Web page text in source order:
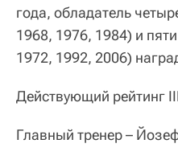
года, обладатель
1968, 1976, 1984) и
1972, 1992, 2006)
Действующий рейтинг
Главный тренер –